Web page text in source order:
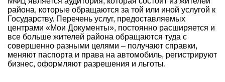
района, которые обращаются за той или иной услугой к
Государству. Перечень услуг, предоставляемых
центрами «Мои Документы», постоянно расширяется и
все больше жителей района обращаются туда с
совершенно разными целями – получают справки,
меняют паспорта и права на автомобиль, регистрируют
бизнес, оформляют разрешения и льготы.